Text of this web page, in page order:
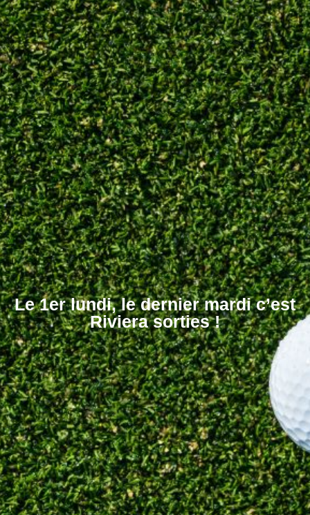
Le 1er lundi, le dernier mardi c’est
Riviera sorties !